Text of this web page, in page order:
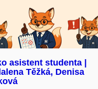
asistent studenta |
Těžká, Denisa